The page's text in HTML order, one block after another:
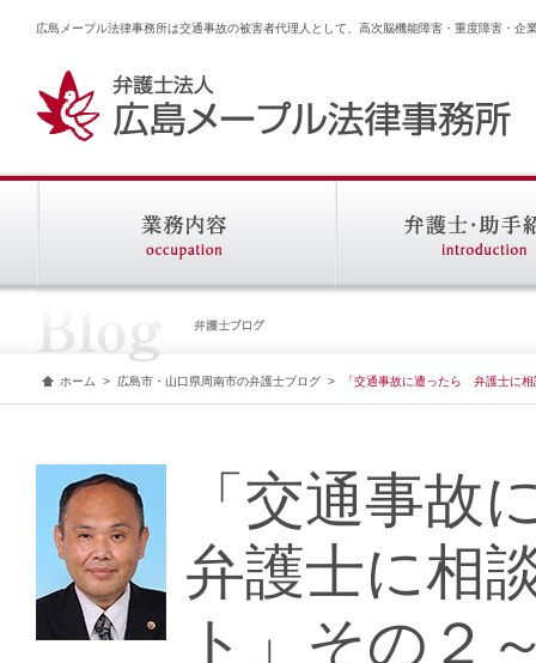
広島メープル法律事務所は交通事故の被害者代理人として、高次脳機能障害・重度障害・企
ホーム > 広島市・山口県周南市の弁護士ブログ > 「交通事故に遭ったら 弁護士に
「交通事
弁護士に相
ト」その２